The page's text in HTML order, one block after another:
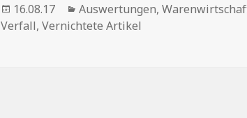
Veröffentlicht
am
16.08.17 Kategorien
Auswertungen,
Verfall, Vernichtete Artikel